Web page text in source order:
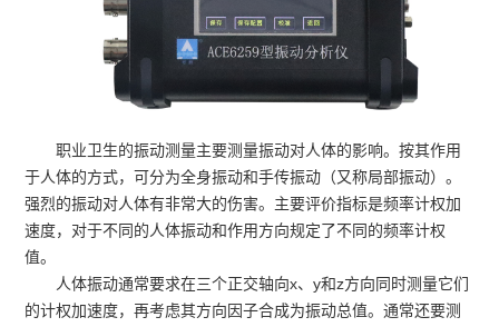
职业卫生的振动测量主要测量振动对人体的影响。按其作用
于人体的方式，可分为全身振动和手传振动（又称局部振动）。
强烈的振动对人体有非常大的伤害。主要评价指标是频率计权加
速度，对于不同的人体振动和作用方向规定了不同的频率计权
值。
人体振动通常要求在三个正交轴向x、y和z方向同时测量它们
的计权加速度，再考虑其方向因子合成为振动总值。通常还要测